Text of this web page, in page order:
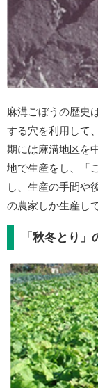
麻溝ごぼうの歴史
する穴を利用して
期には麻溝地区を
地で生産をし、「
し、生産の手間や
の農家しか生産し
「秋冬とり」